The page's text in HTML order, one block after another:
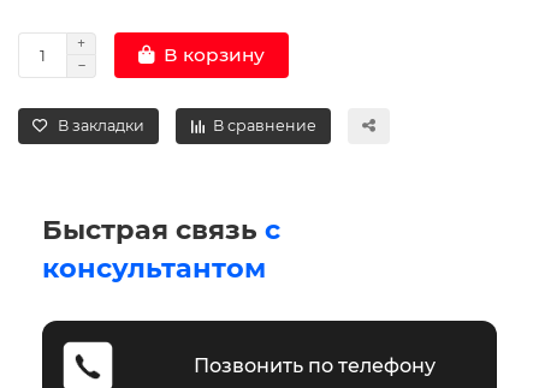
В корзину
В закладки В сравнение
Быстрая связь с
консультантом
Позвонить по телефону